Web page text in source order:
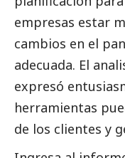
empresas estar
cambios en el
adecuada. El
expresó
herramientas
de los clientes y